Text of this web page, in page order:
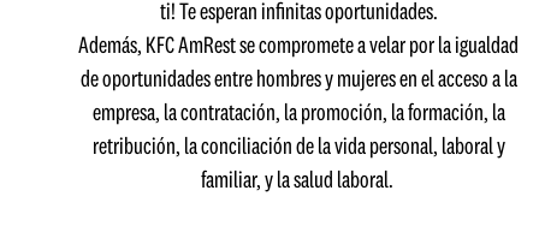
ti! Te esperan infinitas oportunidades.
Además, KFC AmRest se compromete a velar por la igualdad
de oportunidades entre hombres y mujeres en el acceso a la
empresa, la contratación, la promoción, la formación, la
retribución, la conciliación de la vida personal, laboral y
familiar, y la salud laboral.